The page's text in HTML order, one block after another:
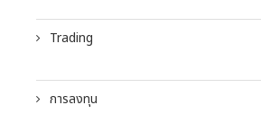
Trading
การลงทุน